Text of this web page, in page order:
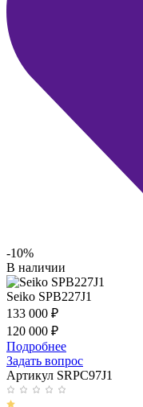
-10%
В наличии
Seiko SPB227J1
133 000 ₽
120 000 ₽
Подробнее
Задать вопрос
Артикул SRPC97J1